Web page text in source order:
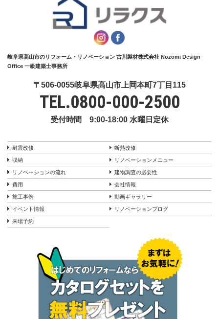
岐阜県高山市のリフォーム・リノベーション 古川製材株式会社 Nozomi Design
Office 一級建築士事務所
〒506-0055岐阜県高山市上岡本町7丁目115
TEL.0800-000-2500
受付時間 9:00-18:00 水曜日定休
耐震改修 断熱改修
収納 リノベーションメニュー
リノベーションの流れ 建物調査の必要性
費用 会社情報
施工事例 動画ギャラリー
イベント情報 リノベーションブログ
来場予約